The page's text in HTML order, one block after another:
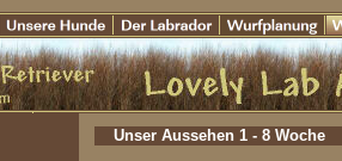
Unser Aussehen 1 - 8 Woche